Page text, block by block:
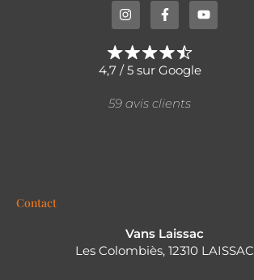
4,7 / 5 sur Google
59 avis clients
Contact
Vans Laissac
Les Colombiès, 12310 LAISSAC